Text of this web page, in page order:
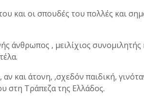
και οι σπουδές του πολλές και
άνθρωπος , μειλίχιος
αν και άτονη, ,σχεδόν παιδική,
στη Τράπεζα της Ελλάδος.